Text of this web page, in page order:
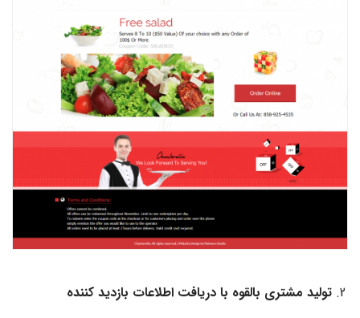
تولید مشتری بالقوه با دریافت اطلاعات بازدید کننده